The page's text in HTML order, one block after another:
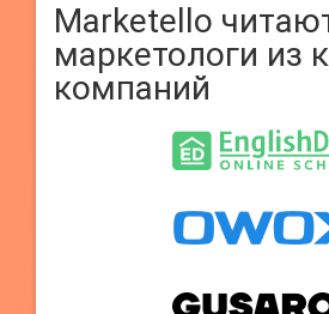
Marketello
маркетологи из
компаний